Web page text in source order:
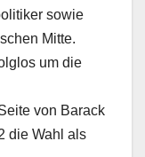
sowie
Mitte.
um die
von Barack
die Wahl als